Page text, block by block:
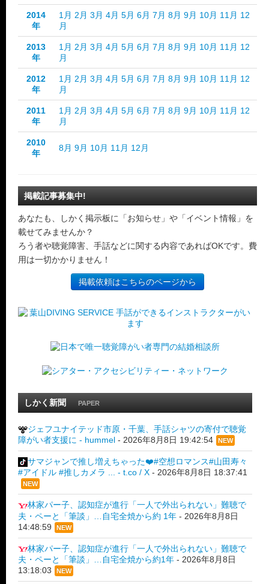
2014
年
1月 2月 3月 4月 5月 6月 7月 8月 9月 10月 11月 12
月
2013
年
1月 2月 3月 4月 5月 6月 7月 8月 9月 10月 11月 12
月
2012
年
1月 2月 3月 4月 5月 6月 7月 8月 9月 10月 11月 12
月
2011
年
1月 2月 3月 4月 5月 6月 7月 8月 9月 10月 11月 12
月
2010
年
8月 9月 10月 11月 12月
掲載記事募集中!
あなたも、しかく掲示板に「お知らせ」や「イベント情報」を
載せてみませんか？
ろう者や聴覚障害、手話などに関する内容であればOKです。費
用は一切かかりません！
掲載依頼はこちらのページから
しかく新聞 PAPER
ジェフユナイテッド市原・千葉、手話シャツの寄付で聴覚
障がい者支援に - hummel - 2026年8月8日 19:42:54 NEW
サマジャンで推し増えちゃった❤️#空想ロマンス#山田寿々
#アイドル #推しカメラ ... - t.co / X - 2026年8月8日 18:37:41
NEW
林家パー子、認知症が進行「一人で外出られない」難聴で
夫・ペーと「筆談」…自宅全焼から約 1年 - 2026年8月8日
14:48:59
NEW
林家パー子、認知症が進行「一人で外出られない」難聴で
夫・ペーと「筆談」…自宅全焼から約1年 - 2026年8月8日
13:18:03
NEW